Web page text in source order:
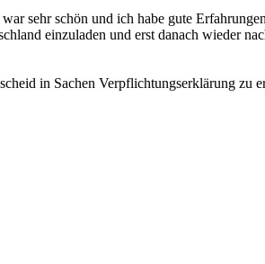
sehr schön und ich habe gute
einzuladen und erst danach wieder
in Sachen Verpflichtungserklärung zu